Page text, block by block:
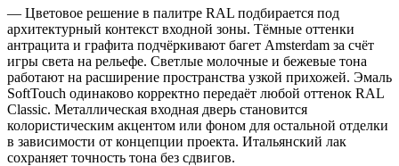
— Цветовое решение в палитре RAL подбирается под
архитектурный контекст входной зоны. Тёмные оттенки
антрацита и графита подчёркивают багет Amsterdam за счёт
игры света на рельефе. Светлые молочные и бежевые тона
работают на расширение пространства узкой прихожей. Эмаль
SoftTouch одинаково корректно передаёт любой оттенок RAL
Classic. Металлическая входная дверь становится
колористическим акцентом или фоном для остальной отделки
в зависимости от концепции проекта. Итальянский лак
сохраняет точность тона без сдвигов.